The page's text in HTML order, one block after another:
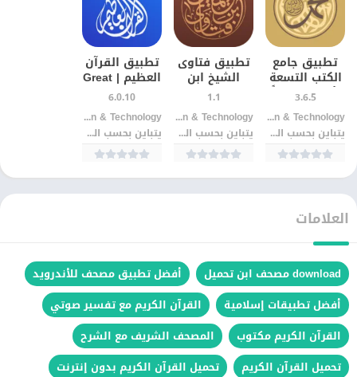
تطبيق جامع
الكتب التسعة
للأندرويد مجانًا
برابط مباشر
3.6.5
Arabia For Information & Technology‏
يتباين بحسب الجهاز
تطبيق فتاوى
الشيخ ابن
عثيمين
للأندرويد مجانًا
1.1
Arabia For Information & Technology‏
يتباين بحسب الجهاز
تطبيق القرآن
العظيم | Great
Quran
6.0.10
Arabia For Information & Technology‏
يتباين بحسب الجهاز
العلامات
download مصحف ابن تحميل
أفضل تطبيق مصحف للأندرويد
أفضل تطبيقات إسلامية
القرآن الكريم مع تفسير صوتي
القرآن الكريم مكتوب
المصحف الشريف مع الشرح
تحميل القرآن الكريم
تحميل القرآن الكريم بدون إنترنت